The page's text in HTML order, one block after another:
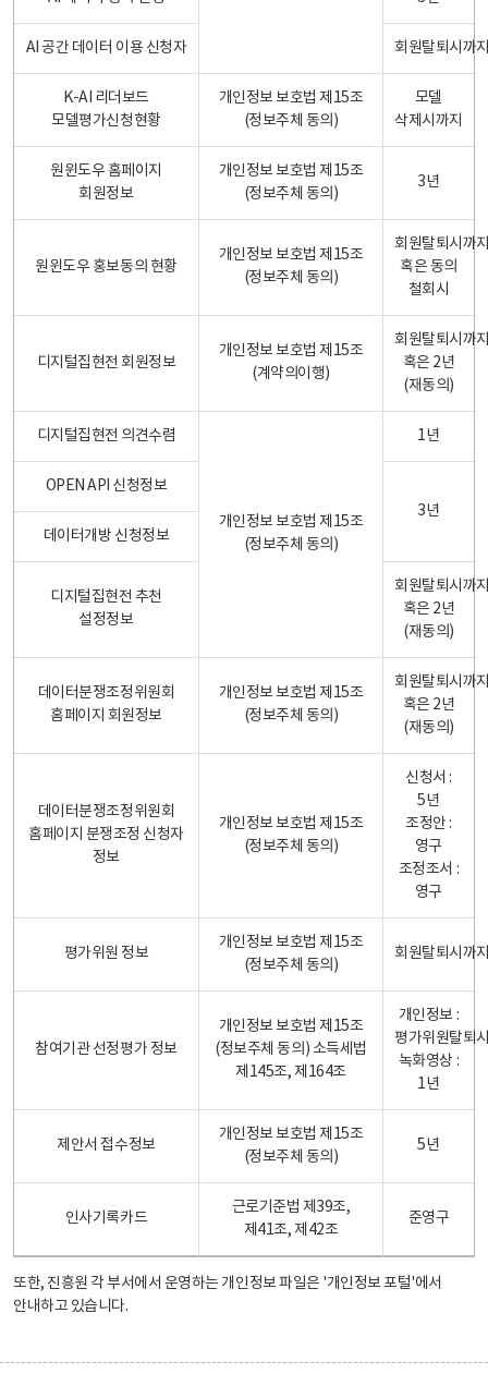
AI 공간 데이터 이용 신청자 회원탈퇴시까
K-AI 리더보드
모델평가신청현황
개인정보 보호법 제15조
(정보주체 동의)
모델
삭제시까지
원윈도우 홈페이지
회원정보
개인정보 보호법 제15조
(정보주체 동의)
3년
원윈도우 홍보동의 현황
개인정보 보호법 제15조
(정보주체 동의)
회원탈퇴시까
혹은 동의
철회시
디지털집현전 회원정보
개인정보 보호법 제15조
(계약의이행)
회원탈퇴시까
혹은 2년
(재동의)
디지털집현전 의견수렴
개인정보 보호법 제15조
(정보주체 동의)
1년
OPEN API 신청정보
3년
데이터개방 신청정보
디지털집현전 추천
설정정보
회원탈퇴시까
혹은 2년
(재동의)
데이터분쟁조정위원회
홈페이지 회원정보
개인정보 보호법 제15조
(정보주체 동의)
회원탈퇴시까
혹은 2년
(재동의)
데이터분쟁조정위원회
홈페이지 분쟁조정 신청자
정보
개인정보 보호법 제15조
(정보주체 동의)
신청서 :
5년
조정안 :
영구
조정조서 :
영구
평가위원 정보
개인정보 보호법 제15조
(정보주체 동의)
회원탈퇴시까
참여기관 선정평가 정보
개인정보 보호법 제15조
(정보주체 동의) 소득세법
제145조, 제164조
개인정보 :
평가위원탈퇴
녹화영상 :
1년
제안서 접수정보
개인정보 보호법 제15조
(정보주체 동의)
5년
인사기록카드
근로기준법 제39조,
제41조, 제42조
준영구
또한, 진흥원 각 부서에서 운영하는 개인정보 파일은 '개인정보 포털'에서
안내하고 있습니다.